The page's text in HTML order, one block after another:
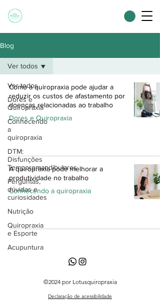
Blog
Ver todos
Dores e
Quiropraxia
Conhecendo
a
quiropraxia
DTM:
Disfunções
Temporomandibulares
Perguntas,
dúvidas e
curiosidades
Nutrição
Quiropraxia
e Esporte
Acupuntura
Ver todos
Como a quiropraxia pode ajudar a
reduzir os custos de afastamento por
doenças relacionadas ao trabalho
Dores e Quiropraxia
A quiropraxia pode melhorar a
produtividade no trabalho
Conhecendo a quiropraxia
©2024 por Lotusquiropraxia
Declaração de acessibilidade